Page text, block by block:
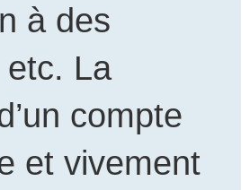
à des
La
compte
et vivement